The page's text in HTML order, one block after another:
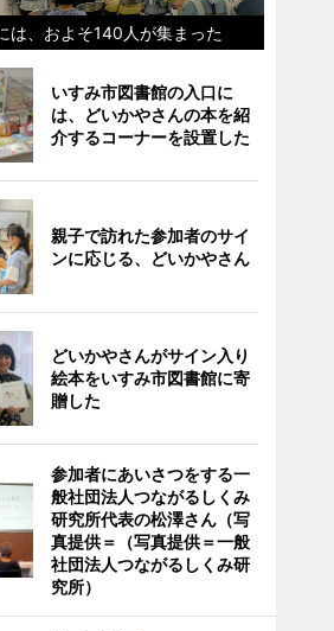
は、およそ140人が集まった
いすみ市図書館の入口に
は、どいかやさんの本を紹
介するコーナーを設置した
親子で訪れた参加者のサイ
ンに応じる、どいかやさん
どいかやさんがサイン入り
絵本をいすみ市図書館に寄
贈した
参加者にあいさつをする一
般社団法人つながるしくみ
研究所代表の松澤さん（写
真提供＝（写真提供＝一般
社団法人つながるしくみ研
究所）